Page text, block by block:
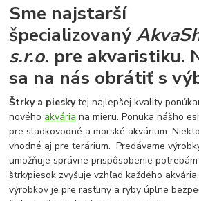
Sme najstarší
špecializovaný
s.r.o. pre akvaristiku.
sa na nás obrátiť s
Štrky a pieskytej najlepšej kvality
nového akvária na mieru. Ponuka nášho
pre sladkovodné a morské akvárium.
vhodné aj pre terárium. Predávame
umožňuje správne prispôsobenie
štrk/piesok zvyšuje vzhľad každého
výrobkov je pre rastliny a ryby úplne